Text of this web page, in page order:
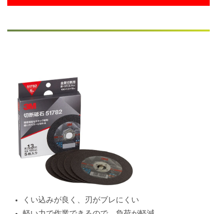
くい込みが良く、刃がブレにくい